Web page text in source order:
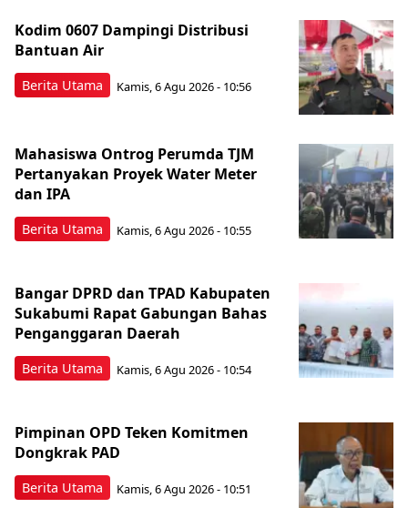
Berita Utama
Kodim 0607 Dampingi Distribusi
Bantuan Air
Kamis, 6 Agu 2026 - 10:56
Berita Utama
Mahasiswa Ontrog Perumda TJM
Pertanyakan Proyek Water Meter
dan IPA
Kamis, 6 Agu 2026 - 10:55
Berita Utama
Bangar DPRD dan TPAD Kabupaten
Sukabumi Rapat Gabungan Bahas
Penganggaran Daerah
Kamis, 6 Agu 2026 - 10:54
Berita Utama
Pimpinan OPD Teken Komitmen
Dongkrak PAD
Kamis, 6 Agu 2026 - 10:51